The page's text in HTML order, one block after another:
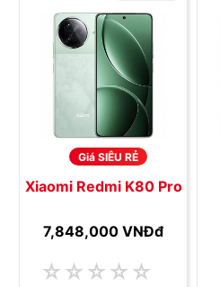
Giá SIÊU RẺ
Xiaomi Redmi K80 Pro
7,848,000 VNĐđ
☆ ☆ ☆ ☆ ☆